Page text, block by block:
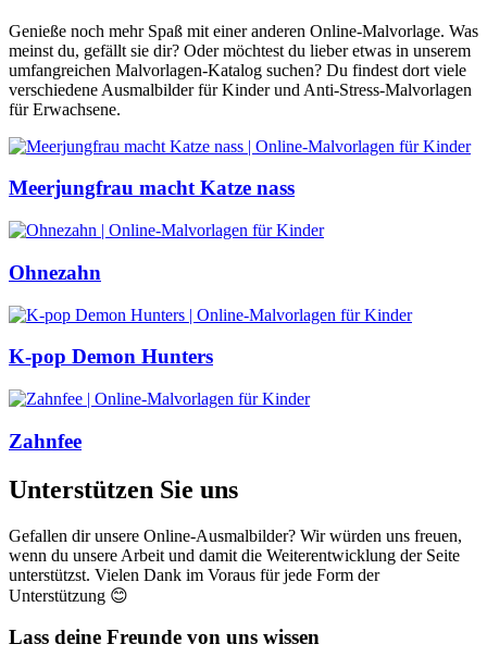
Genieße noch mehr Spaß mit einer anderen Online-Malvorlage. Was
meinst du, gefällt sie dir? Oder möchtest du lieber etwas in unserem
umfangreichen Malvorlagen-Katalog suchen? Du findest dort viele
verschiedene Ausmalbilder für Kinder und Anti-Stress-Malvorlagen
für Erwachsene.
Meerjungfrau macht Katze nass
Ohnezahn
K-pop Demon Hunters
Zahnfee
Unterstützen Sie uns
Gefallen dir unsere Online-Ausmalbilder? Wir würden uns freuen,
wenn du unsere Arbeit und damit die Weiterentwicklung der Seite
unterstützst. Vielen Dank im Voraus für jede Form der
Unterstützung 😊
Lass deine Freunde von uns wissen